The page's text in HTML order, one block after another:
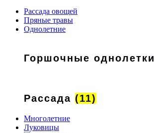
Рассада овощей
Пряные травы
Однолетние
Горшочные однолетки
Рассада (11)
Многолетние
Луковицы